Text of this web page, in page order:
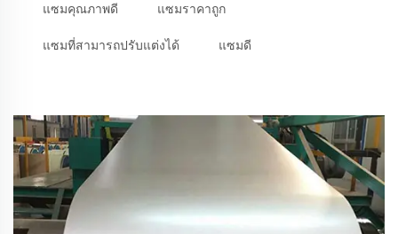
แซมคุณภาพดี แซมราคาถูก
แซมที่สามารถปรับแต่งได้ แซมดี